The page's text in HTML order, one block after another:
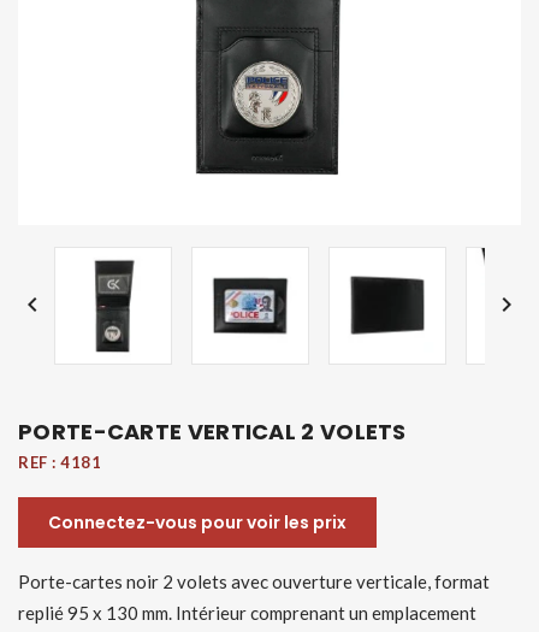
 
PORTE-CARTE VERTICAL 2 VOLETS
REF : 4181
Connectez-vous pour voir les prix
Porte-cartes noir 2 volets avec ouverture verticale, format
replié 95 x 130 mm. Intérieur comprenant un emplacement